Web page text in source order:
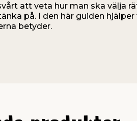
att veta hur man ska välja
på. I den här guiden
betyder.